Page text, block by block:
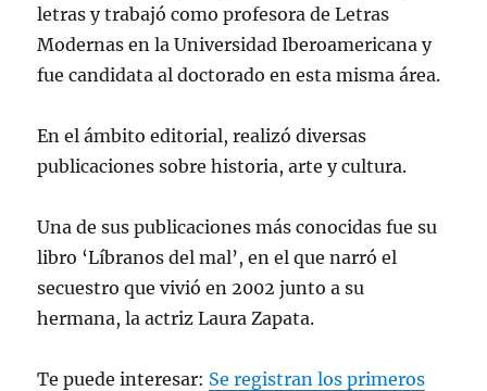
letras y trabajó como profesora de Letras
Modernas en la Universidad Iberoamericana y
fue candidata al doctorado en esta misma área.
En el ámbito editorial, realizó diversas
publicaciones sobre historia, arte y cultura.
Una de sus publicaciones más conocidas fue su
libro ‘Líbranos del mal’, en el que narró el
secuestro que vivió en 2002 junto a su
hermana, la actriz Laura Zapata.
Te puede interesar: Se registran los primeros